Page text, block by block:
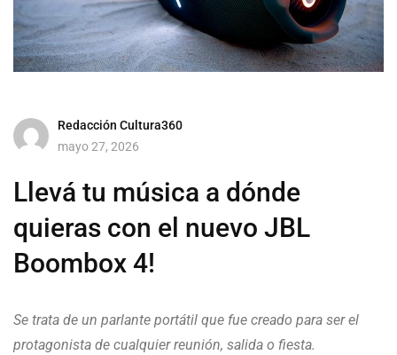
Redacción Cultura360
mayo 27, 2026
Llevá tu música a dónde
quieras con el nuevo JBL
Boombox 4!
Se trata de un parlante portátil que fue creado para ser el
protagonista de cualquier reunión, salida o fiesta.